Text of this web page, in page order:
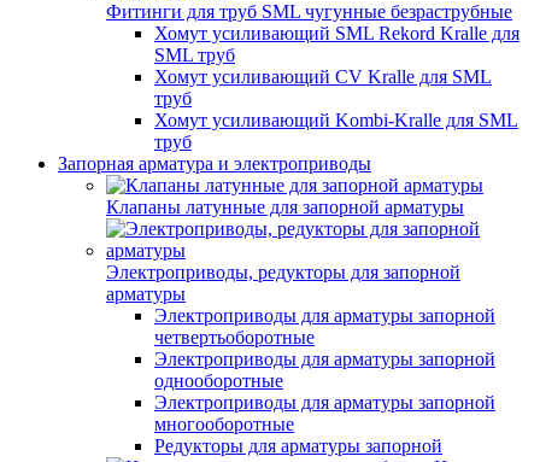
Фитинги для труб SML чугунные безраструбные
Хомут усиливающий SML Rekord Kralle для
SML труб
Хомут усиливающий CV Kralle для SML
труб
Хомут усиливающий Kombi-Kralle для SML
труб
Запорная арматура и электроприводы
Клапаны латунные для запорной арматуры
Электроприводы, редукторы для запорной
арматуры
Электроприводы для арматуры запорной
четвертьоборотные
Электроприводы для арматуры запорной
однооборотные
Электроприводы для арматуры запорной
многооборотные
Редукторы для арматуры запорной